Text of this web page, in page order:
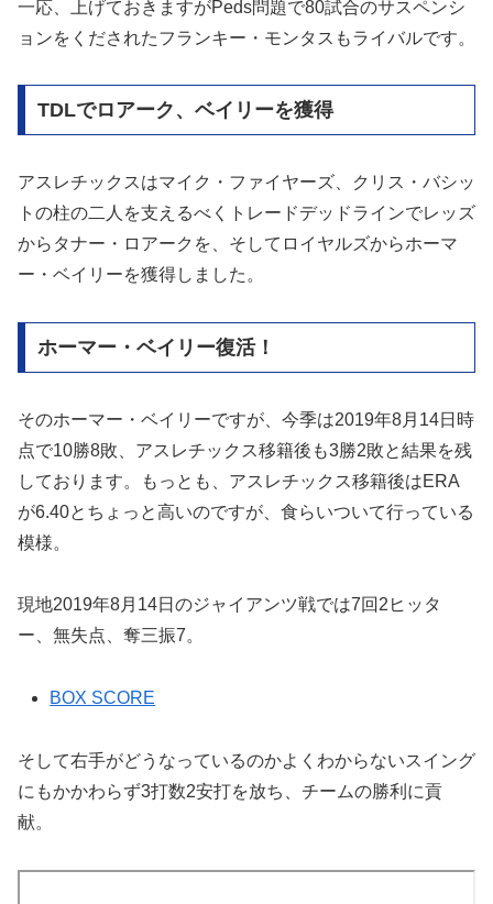
一応、上げておきますがPeds問題で80試合のサスペンシ
ョンをくだされたフランキー・モンタスもライバルです。
TDLでロアーク、ベイリーを獲得
アスレチックスはマイク・ファイヤーズ、クリス・バシッ
トの柱の二人を支えるべくトレードデッドラインでレッズ
からタナー・ロアークを、そしてロイヤルズからホーマ
ー・ベイリーを獲得しました。
ホーマー・ベイリー復活！
そのホーマー・ベイリーですが、今季は2019年8月14日時
点で10勝8敗、アスレチックス移籍後も3勝2敗と結果を残
しております。もっとも、アスレチックス移籍後はERA
が6.40とちょっと高いのですが、食らいついて行っている
模様。
現地2019年8月14日のジャイアンツ戦では7回2ヒッタ
ー、無失点、奪三振7。
BOX SCORE
そして右手がどうなっているのかよくわからないスイング
にもかかわらず3打数2安打を放ち、チームの勝利に貢
献。